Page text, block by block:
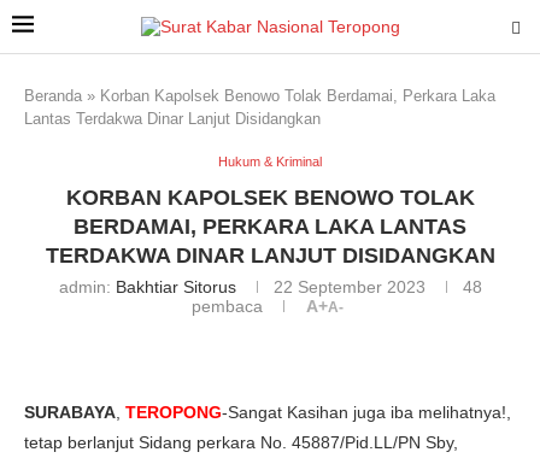
Beranda » Korban Kapolsek Benowo Tolak Berdamai, Perkara Laka
Lantas Terdakwa Dinar Lanjut Disidangkan
Hukum & Kriminal
KORBAN KAPOLSEK BENOWO TOLAK
BERDAMAI, PERKARA LAKA LANTAS
TERDAKWA DINAR LANJUT DISIDANGKAN
admin: Bakhtiar Sitorus 22 September 2023
48
pembaca
A+A-
SURABAYA TEROPONG-Sangat Kasihan juga iba melihatnya!,
tetap berlanjut Sidang perkara No. 45887/Pid.LL/PN Sby,